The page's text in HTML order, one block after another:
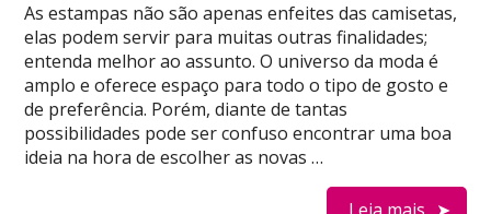
As estampas não são apenas enfeites das camisetas,
elas podem servir para muitas outras finalidades;
entenda melhor ao assunto. O universo da moda é
amplo e oferece espaço para todo o tipo de gosto e
de preferência. Porém, diante de tantas
possibilidades pode ser confuso encontrar uma boa
ideia na hora de escolher as novas …